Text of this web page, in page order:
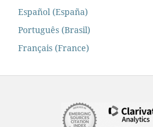
Español (España)
Português (Brasil)
Français (France)